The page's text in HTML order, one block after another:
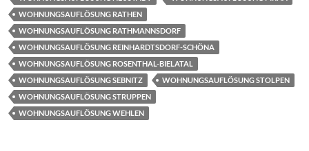
WOHNUNGSAUFLÖSUNG RATHEN
WOHNUNGSAUFLÖSUNG RATHMANNSDORF
WOHNUNGSAUFLÖSUNG REINHARDTSDORF-SCHÖNA
WOHNUNGSAUFLÖSUNG ROSENTHAL-BIELATAL
WOHNUNGSAUFLÖSUNG SEBNITZ
WOHNUNGSAUFLÖSUNG STOLPEN
WOHNUNGSAUFLÖSUNG STRUPPEN
WOHNUNGSAUFLÖSUNG WEHLEN